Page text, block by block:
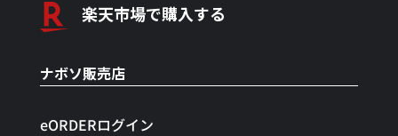
楽天市場で購入する
ナボソ販売店
eORDERログイン